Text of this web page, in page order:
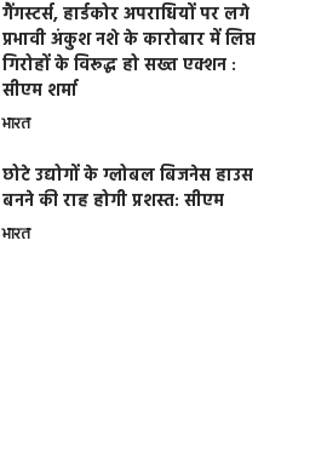
गैंगस्टर्स, हार्डकोर अपराधियों पर लगे
प्रभावी अंकुश नशे के कारोबार में लिप्त
गिरोहों के विरूद्ध हो सख्त एक्शन :
सीएम शर्मा
भारत
छोटे उद्योगों के ग्लोबल बिजनेस हाउस
बनने की राह होगी प्रशस्त: सीएम
भारत